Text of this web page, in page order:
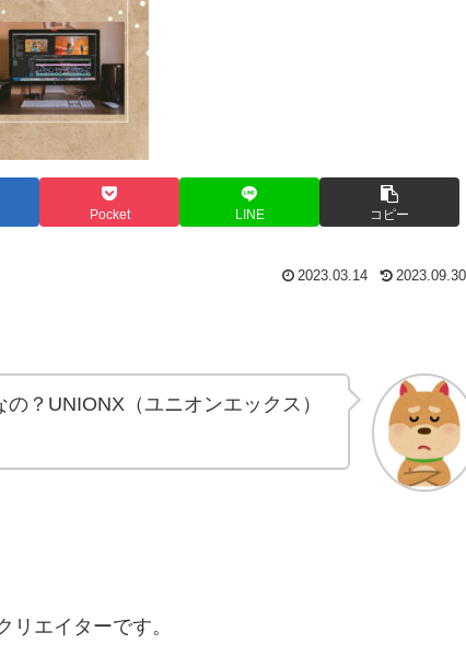
Pocket LINE コピー
2023.03.14 2023.09.30
？UNIONX（ユニオンエックス）
エイターです。